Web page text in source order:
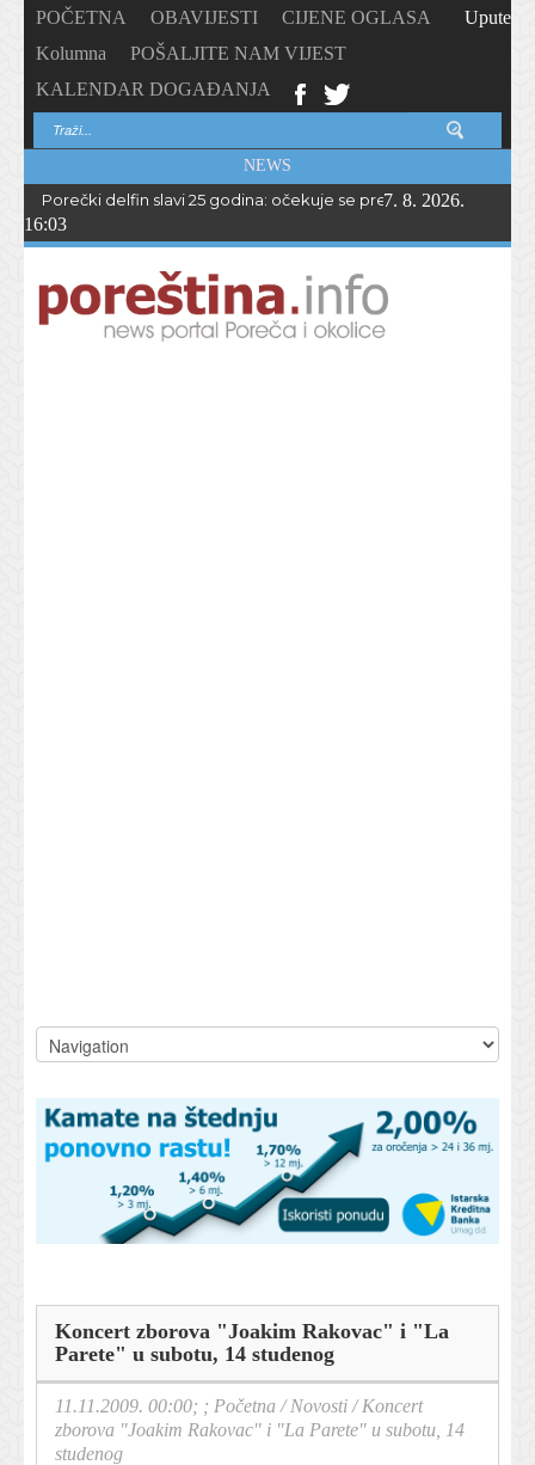
POČETNA OBAVIJESTI
CIJENE OGLASA
Kolumna
POŠALJITE NAM VIJEST
KALENDAR DOGAĐANJA
Upute
NEWS
Porečki delfin slavi 25 godina: očekuje se preko 1.700
7. 8. 2026.
16:03
Koncert zborova "Joakim Rakovac" i "La
Parete" u subotu, 14 studenog
11.11.2009. 00:00; ; Početna /Novosti /Koncert
zborova "Joakim Rakovac" i "La Parete" u subotu, 14
studenog